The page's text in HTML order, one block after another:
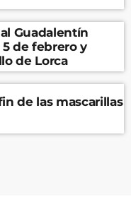
Guadalentín
de febrero y
de Lorca
de las mascarillas